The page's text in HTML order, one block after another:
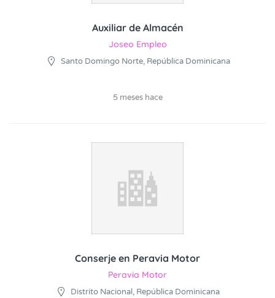
Auxiliar de Almacén
Joseo Empleo
Santo Domingo Norte, República Dominicana
5 meses hace
Conserje en Peravia Motor
Peravia Motor
Distrito Nacional, República Dominicana